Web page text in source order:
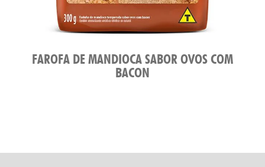
FAROFA DE MANDIOCA SABOR OVOS COM
BACON